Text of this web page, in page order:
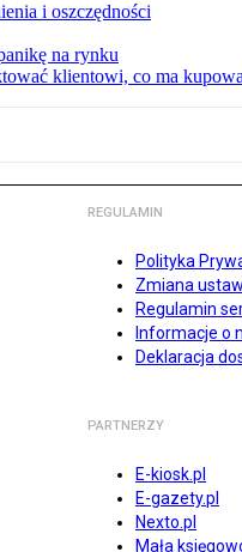
i oszczędności
na rynku
klientowi, co ma
REGULAMIN
Polityka
Zmiana
Regulamin
Informacje o
Deklaracja
PARTNERZY
E-kiosk.pl
E-gazety.pl
Nexto.pl
Mała